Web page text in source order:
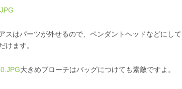
スはパーツが外せるので、ペンダントヘッドなどにして
けます。
大きめブローチはバッグにつけても素敵ですよ。